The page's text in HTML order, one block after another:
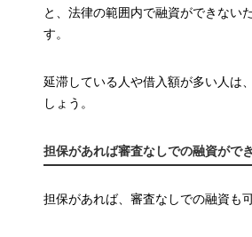
と、法律の範囲内で融資ができない
す。
延滞している人や借入額が多い人は
しょう。
担保があれば審査なしでの融資がで
担保があれば、審査なしでの融資も